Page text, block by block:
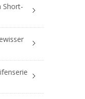
Short-